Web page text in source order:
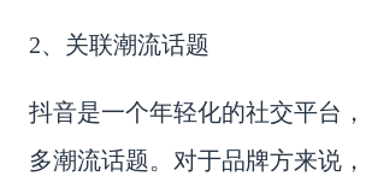
2、关联潮流话题
抖音是一个年轻化的社交平台
多潮流话题。对于品牌方来说